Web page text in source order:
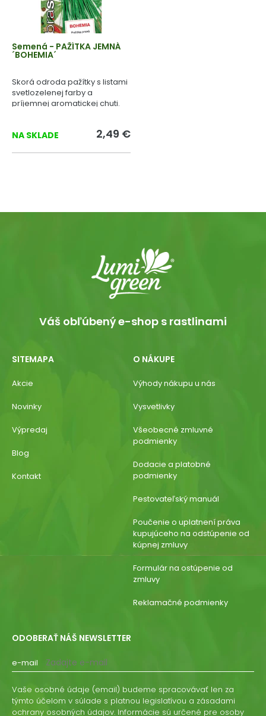
Semená - PAŽÍTKA JEMNÁ
´BOHEMIA´
Skorá odroda pažítky s listami
svetlozelenej farby a
príjemnej aromatickej chuti.
NA SKLADE 2,49 €
Váš obľúbený e-shop s rastlinami
SITEMAPA
Akcie
Novinky
Výpredaj
Blog
Kontakt
O NÁKUPE
Výhody nákupu u nás
Vysvetlivky
Všeobecné zmluvné
podmienky
Dodacie a platobné
podmienky
Pestovateľský manuál
Poučenie o uplatnení práva
kupujúceho na odstúpenie od
kúpnej zmluvy
Formulár na ostúpenie od
zmluvy
Reklamačné podmienky
ODOBERAŤ NÁŠ NEWSLETTER
e-mail
Vaše osobné údaje (email) budeme spracovávať len za
týmto účelom v súlade s platnou legislatívou a zásadami
ochrany osobných údajov. Informácie sú určené pre osoby